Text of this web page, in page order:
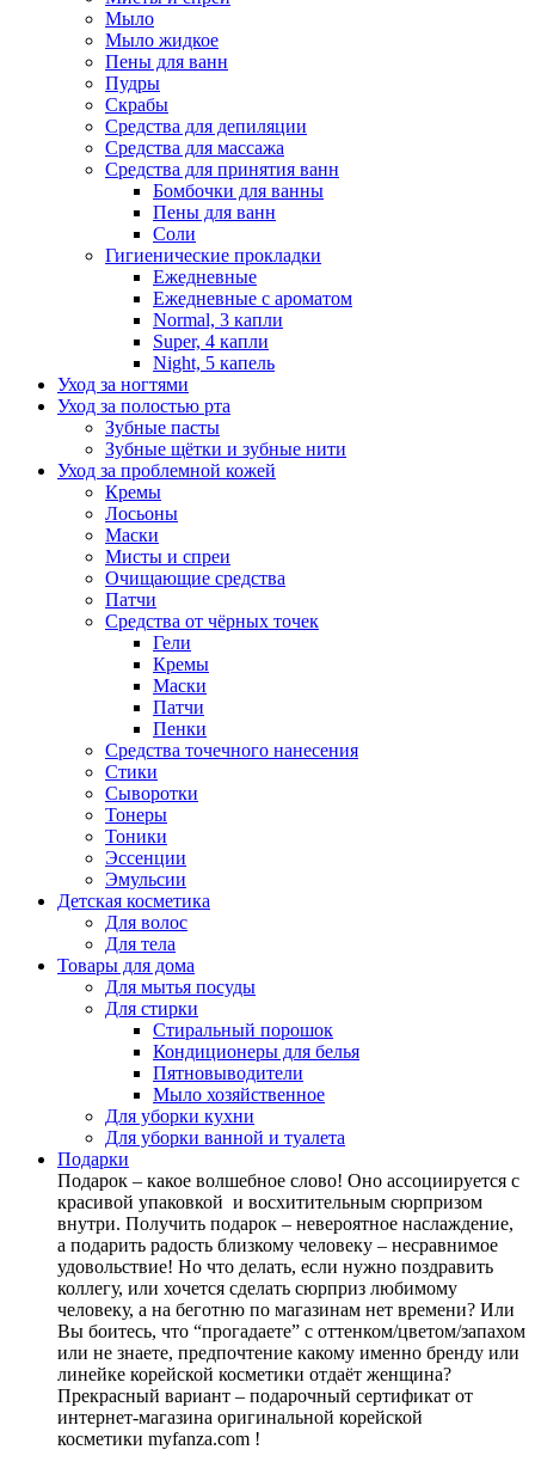
Мыло
Мыло жидкое
Пены для ванн
Пудры
Скрабы
Средства для депиляции
Средства для массажа
Средства для принятия ванн
Бомбочки для ванны
Пены для ванн
Соли
Гигиенические прокладки
Ежедневные
Ежедневные с ароматом
Normal, 3 капли
Super, 4 капли
Night, 5 капель
Уход за ногтями
Уход за полостью рта
Зубные пасты
Зубные щётки и зубные нити
Уход за проблемной кожей
Кремы
Лосьоны
Маски
Мисты и спреи
Очищающие средства
Патчи
Средства от чёрных точек
Гели
Кремы
Маски
Патчи
Пенки
Средства точечного нанесения
Стики
Сыворотки
Тонеры
Тоники
Эссенции
Эмульсии
Детская косметика
Для волос
Для тела
Товары для дома
Для мытья посуды
Для стирки
Стиральный порошок
Кондиционеры для белья
Пятновыводители
Мыло хозяйственное
Для уборки кухни
Для уборки ванной и туалета
Подарки
Подарок – какое волшебное слово! Оно ассоциируется с
красивой упаковкой и восхитительным сюрпризом
внутри. Получить подарок – невероятное наслаждение,
а подарить радость близкому человеку – несравнимое
удовольствие! Но что делать, если нужно поздравить
коллегу, или хочется сделать сюрприз любимому
человеку, а на беготню по магазинам нет времени? Или
Вы боитесь, что “прогадаете” с оттенком/цветом/запахом
или не знаете, предпочтение какому именно бренду или
линейке корейской косметики отдаёт женщина?
Прекрасный вариант – подарочный сертификат от
интернет-магазина оригинальной корейской
косметики myfanza.com !